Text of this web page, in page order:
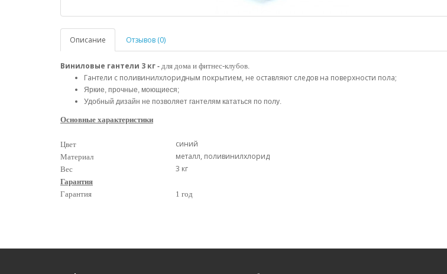
Описание Отзывов (0)
Виниловые гантели 3 кг - для дома и фитнес-клубов.
Гантели с поливинилхлоридным покрытием, не оставляют следов на поверхности пола;
Яркие, прочные, моющиеся;
Удобный дизайн не позволяет гантелям кататься по полу.
Основные характеристики
Цвет синий
Материал металл, поливинилхлорид
Вес 3 кг
Гарантия
Гарантия
1 год